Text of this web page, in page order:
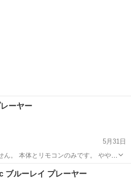
プレーヤー
5月31日
。 本体とリモコンのみです。 やや変
。映像プレーヤー、レコーダー
ブルーレイ プレーヤー